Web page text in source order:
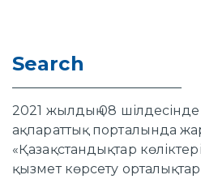
Search
2021 жылдың 08
ақпараттық порталында
«Қазақстандықтар
қызмет көрсету